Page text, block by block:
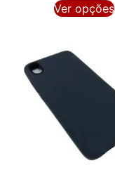
Ver opções